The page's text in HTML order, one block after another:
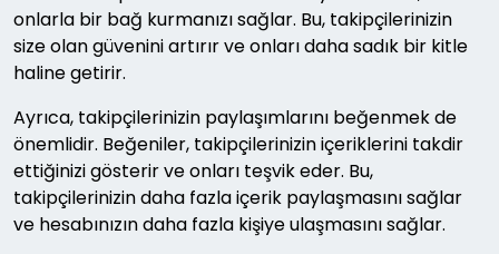
onlarla bir bağ kurmanızı sağlar. Bu, takipçilerinizin
size olan güvenini artırır ve onları daha sadık bir kitle
haline getirir.
Ayrıca, takipçilerinizin paylaşımlarını beğenmek de
önemlidir. Beğeniler, takipçilerinizin içeriklerini takdir
ettiğinizi gösterir ve onları teşvik eder. Bu,
takipçilerinizin daha fazla içerik paylaşmasını sağlar
ve hesabınızın daha fazla kişiye ulaşmasını sağlar.